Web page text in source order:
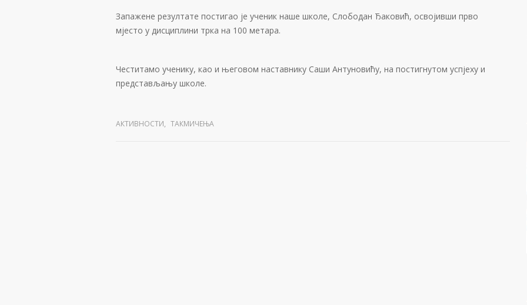
Запажене резултате постигао је ученик наше школе, Слободан Ђаковић, освојивши прво
мјесто у дисциплини трка на 100 метара.
Честитамо ученику, као и његовом наставнику Саши Антуновићу, на постигнутом успјеху и
представљању школе.
АКТИВНОСТИ, ТАКМИЧЕЊА